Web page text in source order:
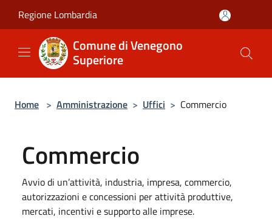
Regione Lombardia
Comune di Venegono
Superiore
Home > Amministrazione > Uffici > Commercio
Commercio
Avvio di un’attività, industria, impresa, commercio,
autorizzazioni e concessioni per attività produttive,
mercati, incentivi e supporto alle imprese.